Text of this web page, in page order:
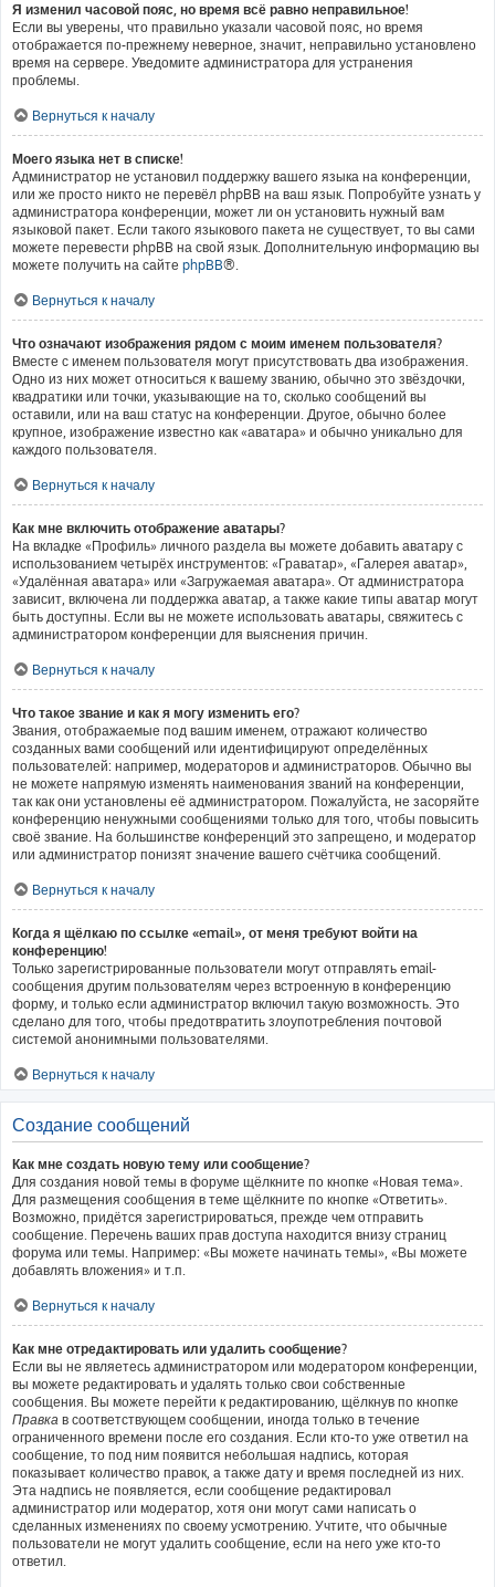
Я изменил часовой пояс, но время всё равно неправильное!
Если вы уверены, что правильно указали часовой пояс, но время
отображается по-прежнему неверное, значит, неправильно установлено
время на сервере. Уведомите администратора для устранения
проблемы.
Вернуться к началу
Моего языка нет в списке!
Администратор не установил поддержку вашего языка на конференции,
или же просто никто не перевёл phpBB на ваш язык. Попробуйте узнать у
администратора конференции, может ли он установить нужный вам
языковой пакет. Если такого языкового пакета не существует, то вы сами
можете перевести phpBB на свой язык. Дополнительную информацию вы
можете получить на сайте phpBB®.
Вернуться к началу
Что означают изображения рядом с моим именем пользователя?
Вместе с именем пользователя могут присутствовать два изображения.
Одно из них может относиться к вашему званию, обычно это звёздочки,
квадратики или точки, указывающие на то, сколько сообщений вы
оставили, или на ваш статус на конференции. Другое, обычно более
крупное, изображение известно как «аватара» и обычно уникально для
каждого пользователя.
Вернуться к началу
Как мне включить отображение аватары?
На вкладке «Профиль» личного раздела вы можете добавить аватару с
использованием четырёх инструментов: «Граватар», «Галерея аватар»,
«Удалённая аватара» или «Загружаемая аватара». От администратора
зависит, включена ли поддержка аватар, а также какие типы аватар могут
быть доступны. Если вы не можете использовать аватары, свяжитесь с
администратором конференции для выяснения причин.
Вернуться к началу
Что такое звание и как я могу изменить его?
Звания, отображаемые под вашим именем, отражают количество
созданных вами сообщений или идентифицируют определённых
пользователей: например, модераторов и администраторов. Обычно вы
не можете напрямую изменять наименования званий на конференции,
так как они установлены её администратором. Пожалуйста, не засоряйте
конференцию ненужными сообщениями только для того, чтобы повысить
своё звание. На большинстве конференций это запрещено, и модератор
или администратор понизят значение вашего счётчика сообщений.
Вернуться к началу
Когда я щёлкаю по ссылке «email», от меня требуют войти на
конференцию!
Только зарегистрированные пользователи могут отправлять email-
сообщения другим пользователям через встроенную в конференцию
форму, и только если администратор включил такую возможность. Это
сделано для того, чтобы предотвратить злоупотребления почтовой
системой анонимными пользователями.
Вернуться к началу
Создание сообщений
Как мне создать новую тему или сообщение?
Для создания новой темы в форуме щёлкните по кнопке «Новая тема».
Для размещения сообщения в теме щёлкните по кнопке «Ответить».
Возможно, придётся зарегистрироваться, прежде чем отправить
сообщение. Перечень ваших прав доступа находится внизу страниц
форума или темы. Например: «Вы можете начинать темы», «Вы можете
добавлять вложения» и т.п.
Вернуться к началу
Как мне отредактировать или удалить сообщение?
Если вы не являетесь администратором или модератором конференции,
вы можете редактировать и удалять только свои собственные
сообщения. Вы можете перейти к редактированию, щёлкнув по кнопке
Правка в соответствующем сообщении, иногда только в течение
ограниченного времени после его создания. Если кто-то уже ответил на
сообщение, то под ним появится небольшая надпись, которая
показывает количество правок, а также дату и время последней из них.
Эта надпись не появляется, если сообщение редактировал
администратор или модератор, хотя они могут сами написать о
сделанных изменениях по своему усмотрению. Учтите, что обычные
пользователи не могут удалить сообщение, если на него уже кто-то
ответил.